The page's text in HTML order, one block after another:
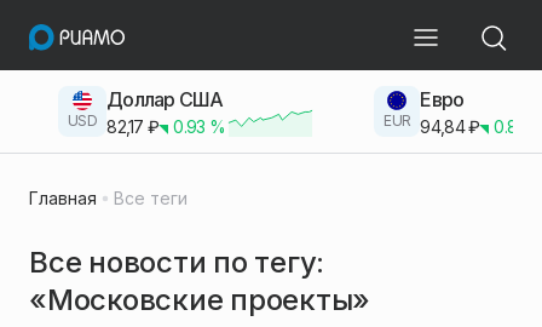
USD
Доллар США
82,17 ₽ 0.93 % EUR
Евро
94,84₽ 0.83
Главная Все теги
Все новости по тегу:
«Московские проекты»